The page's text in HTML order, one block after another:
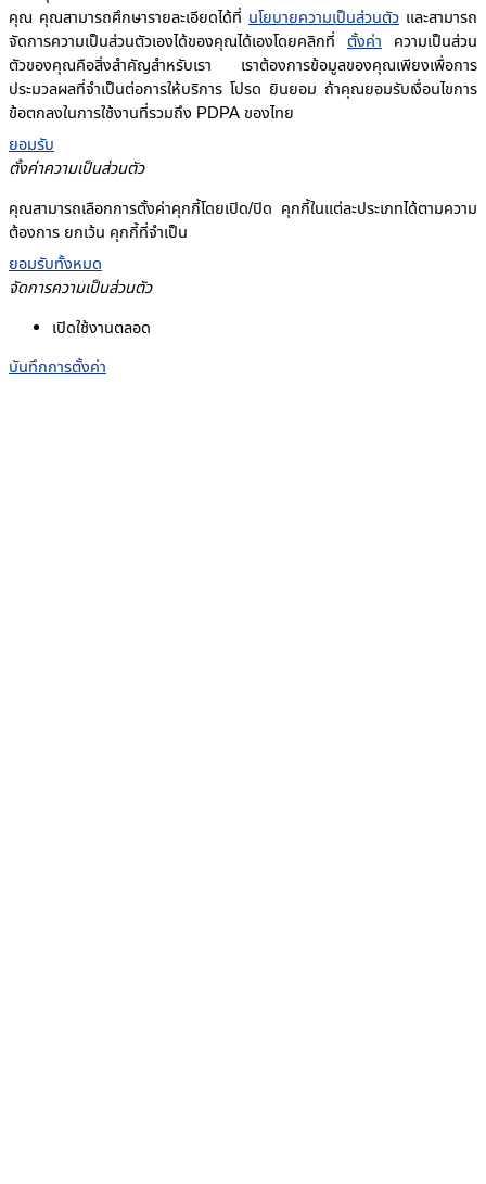
คุณ คุณสามารถศึกษารายละเอียดได้ที่ นโยบายความเป็นส่วนตัว และสามารถ
จัดการความเป็นส่วนตัวเองได้ของคุณได้เองโดยคลิกที่ ตั้งค่า ความเป็นส่วน
ตัวของคุณคือสิ่งสำคัญสำหรับเรา เราต้องการข้อมูลของคุณเพียงเพื่อการ
ประมวลผลที่จำเป็นต่อการให้บริการ โปรด ยินยอม ถ้าคุณยอมรับเงื่อนไขการ
ข้อตกลงในการใช้งานที่รวมถึง PDPA ของไทย
ยอมรับ
ตั้งค่าความเป็นส่วนตัว
คุณสามารถเลือกการตั้งค่าคุกกี้โดยเปิด/ปิด คุกกี้ในแต่ละประเภทได้ตามความ
ต้องการ ยกเว้น คุกกี้ที่จำเป็น
ยอมรับทั้งหมด
จัดการความเป็นส่วนตัว
เปิดใช้งานตลอด
บันทึกการตั้งค่า